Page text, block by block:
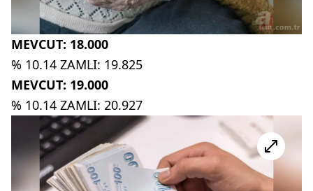
MEVCUT: 18.000
% 10.14 ZAMLI: 19.825
MEVCUT: 19.000
% 10.14 ZAMLI: 20.927